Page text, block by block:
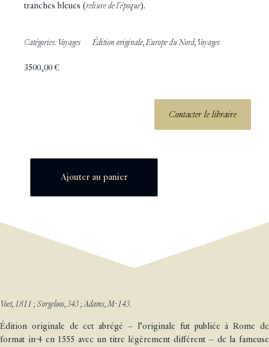
tranches bleues (reliure de l'époque).
Catégories: Voyages Édition originale, Europe du Nord, Voyages
3500,00€
Contacter le libraire
Ajouter au panier
Voet, 1811 ; Sorgeloos, 343 ; Adams, M-143.
Édition originale de cet abrégé – l’originale fut publiée à Rome de
format in-4 en 1555 avec un titre légèrement différent – de la fameuse